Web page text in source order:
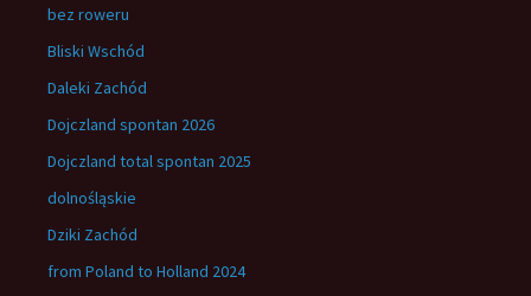
bez roweru
Bliski Wschód
Daleki Zachód
Dojczland spontan 2026
Dojczland total spontan 2025
dolnośląskie
Dziki Zachód
from Poland to Holland 2024